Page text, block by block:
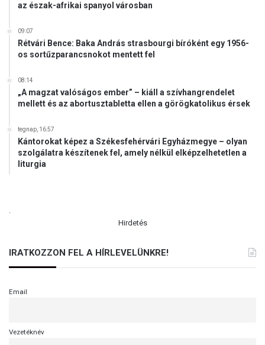
az észak-afrikai spanyol városban
09:07
Rétvári Bence: Baka András strasbourgi bíróként egy 1956-
os sortűzparancsnokot mentett fel
08:14
„A magzat valóságos ember” – kiáll a szívhangrendelet
mellett és az abortusztabletta ellen a görögkatolikus érsek
tegnap, 16:57
Kántorokat képez a Székesfehérvári Egyházmegye – olyan
szolgálatra készítenek fel, amely nélkül elképzelhetetlen a
liturgia
.
Hirdetés
IRATKOZZON FEL A HÍRLEVELÜNKRE!
Email
Vezetéknév